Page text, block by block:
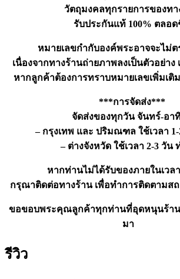
วัตถุมงคลทุกรายการของทา
รับประกันแท้ 100% ตลอ
หมายเลขกำกับองค์พระอาจจะไม่ต
เนื่องจากทางร้านถ่ายภาพลงเป็นตัวอย่าง
หากลูกค้าต้องการทราบหมายเลขเพิ่มเติ
***การจัดส่ง***
จัดส่งของทุกวัน จันทร์-อา
– กรุงเทพ และ ปริมณฑล ใช้เวลา
– ต่างจังหวัด ใช้เวลา 2-3 วัน
หากท่านไม่ได้รับของภายในเวล
กรุณาติดต่อทางร้าน เพื่อทำการติดตามส
ขอขอบพระคุณลูกค้าทุกท่านที่อุดหนุนร้าน
มา
รีวิว